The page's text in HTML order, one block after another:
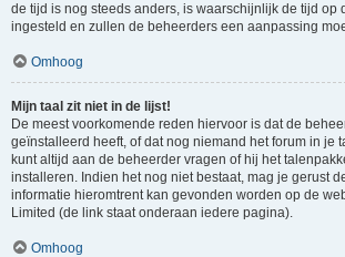
de tijd is nog steeds anders, is waarschijnlijk de tijd op
ingesteld en zullen de beheerders een aanpassing
Omhoog
Mijn taal zit niet in de lijst!
De meest voorkomende reden hiervoor is dat de
geïnstalleerd heeft, of dat nog niemand het forum in je
kunt altijd aan de beheerder vragen of hij het
installeren. Indien het nog niet bestaat, mag je gerust
informatie hieromtrent kan gevonden worden op de
Limited (de link staat onderaan iedere pagina).
Omhoog